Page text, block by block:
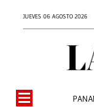
JUEVES 06 AGOSTO 2026